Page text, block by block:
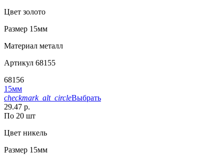
Цвет золото
Размер 15мм
Материал металл
Артикул 68155
68156
15мм
checkmark_alt_circleВыбрать
29.47 р.
По 20 шт
Цвет никель
Размер 15мм